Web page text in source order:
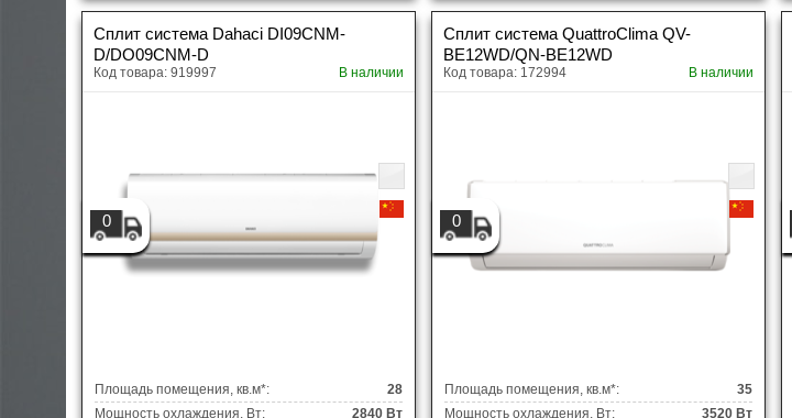
Сплит система Dahaci DI09CNM-
D/DO09CNM-D
Код товара: 919997 В наличии
0
Площадь помещения, кв.м*:
28
Мощность охлаждения, Вт:
2840 Вт
Сплит система QuattroClima QV-
BE12WD/QN-BE12WD
Код товара: 172994 В наличии
0
Площадь помещения, кв.м*:
35
Мощность охлаждения, Вт:
3520 Вт